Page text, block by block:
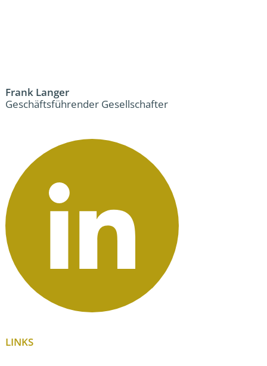
Frank Langer
Geschäftsführender Gesellschafter
LINKS